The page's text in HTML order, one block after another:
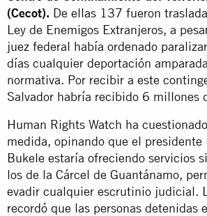
(Cecot). De ellas 137 fueron
Ley de Enemigos Extranjeros, a
juez federal había ordenado
días cualquier deportación
normativa. Por recibir a este
Salvador habría recibido 6 millones
Human Rights Watch ha
medida, opinando que el presidente
Bukele estaría ofreciendo servicios
los de la Cárcel de Guantánamo,
evadir cualquier escrutinio judicial.
recordó que las personas detenidas